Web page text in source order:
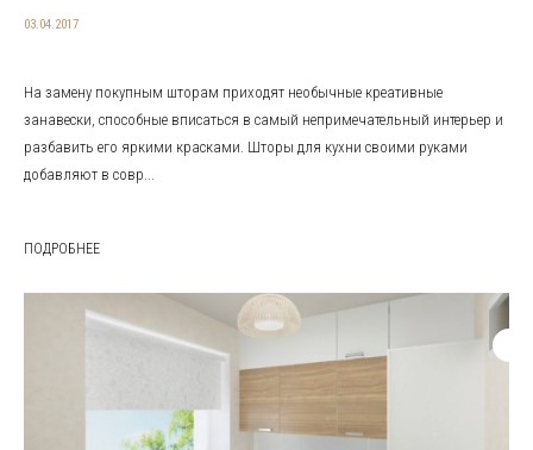
03.04.2017
На замену покупным шторам приходят необычные креативные
занавески, способные вписаться в самый непримечательный интерьер и
разбавить его яркими красками. Шторы для кухни своими руками
добавляют в совр...
ПОДРОБНЕЕ